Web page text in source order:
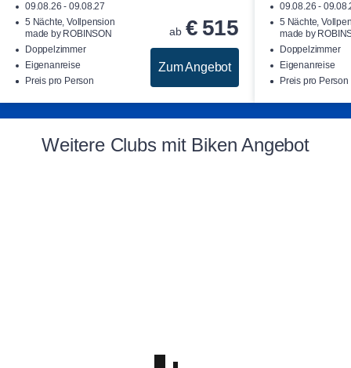
09.08.26 - 09.08.27
5 Nächte, Vollpension
made by ROBINSON
Doppelzimmer
Eigenanreise
Preis pro Person
ab € 515
Zum Angebot
09.08.26 -
5 Nächte,
made by
Doppelzimmer
Eigenanreise
Preis pro Person
Weitere Clubs mit Biken Angebot